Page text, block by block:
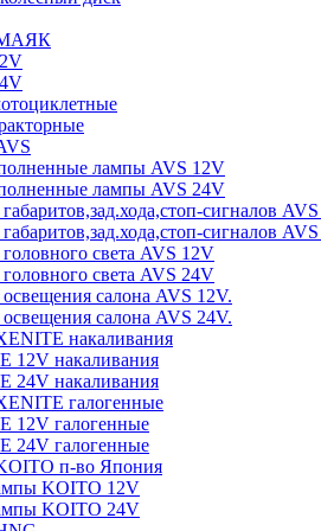
МАЯК
лампы AVS 12V
лампы AVS 24V
сигналов
сигналов
света AVS 12V
света AVS 24V
салона AVS 12V.
салона AVS 24V.
накаливания
12V накаливания
24V накаливания
галогенные
12V галогенные
24V галогенные
п-во Япония
KOITO 12V
KOITO 24V